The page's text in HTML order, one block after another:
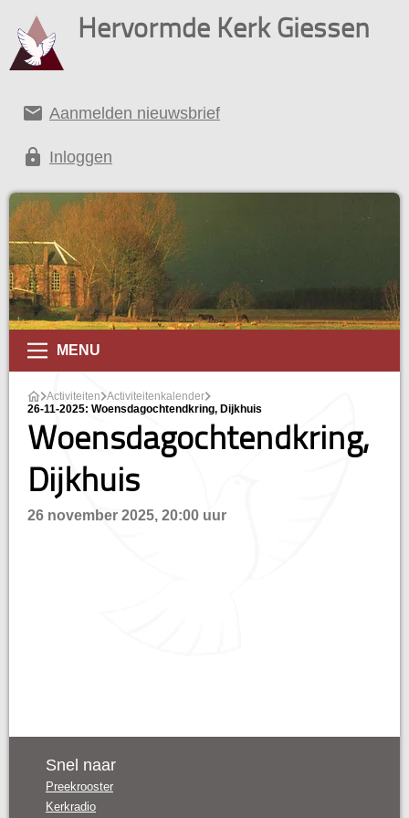
Hervormde Kerk Giessen
email Aanmelden nieuwsbrief
lock Inloggen
MENU
Activiteiten Activiteitenkalender
26-11-2025: Woensdagochtendkring, Dijkhuis
Woensdagochtendkring,
Dijkhuis
26 november 2025, 20:00 uur
Snel naar
Preekrooster
Kerkradio